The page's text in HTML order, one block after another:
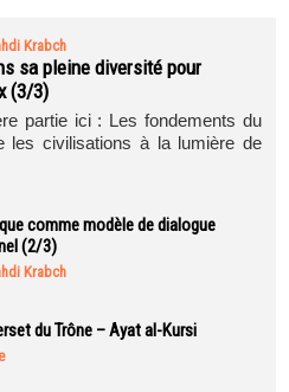
Krabch
sa pleine diversité pour
(3/3)
partie ici : Les fondements du
les civilisations à la lumière de
comme modèle de dialogue
(2/3)
Krabch
du Trône – Ayat al-Kursi